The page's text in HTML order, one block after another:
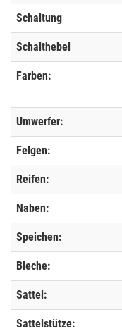
Schaltung
Schalthebel
Farben:
Umwerfer:
Felgen:
Reifen:
Naben:
Speichen:
Bleche:
Sattel:
Sattelstütze: